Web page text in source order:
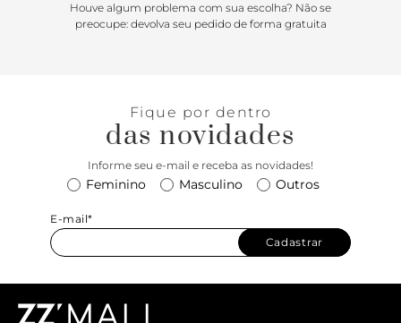
Houve algum problema com sua escolha? Não se
preocupe: devolva seu pedido de forma gratuita
Fique por dentro
das novidades
Informe seu e-mail e receba as novidades!
Feminino Masculino Outros
E-mail*
Cadastrar